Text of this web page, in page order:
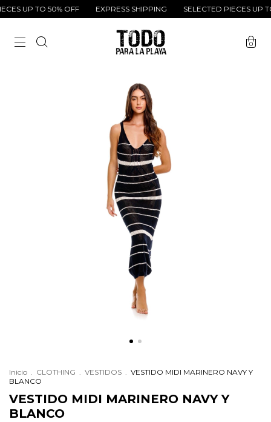
UP TO 50% OFF EXPRESS SHIPPING SELECTED PIECES UP
0
Inicio . CLOTHING . VESTIDOS . VESTIDO MIDI MARINERO NAVY Y
BLANCO
VESTIDO MIDI MARINERO NAVY Y
BLANCO